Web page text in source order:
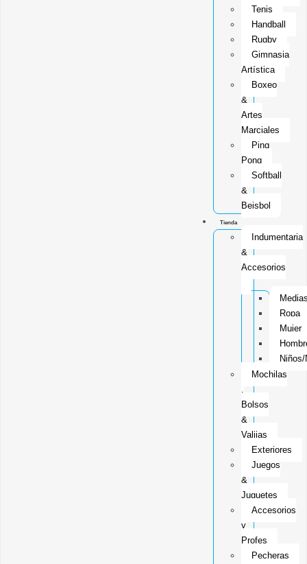
Tenis
Handball
Rugby
Gimnasia
Artística
Boxeo
&
Artes
Marciales
Ping
Pong
Softball
&
Beisbol
Tienda
Indumentaria
&
Accesorios
Ropa
Mujer
Mochilas
,
Bolsos
&
Valijas
Exteriores
Juegos
&
Juguetes
Accesorios
y
Profes
Pecheras